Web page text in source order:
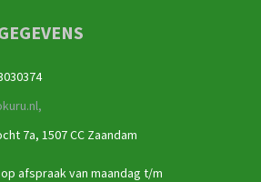
7a, 1507 CC Zaandam
afspraak van maandag t/m